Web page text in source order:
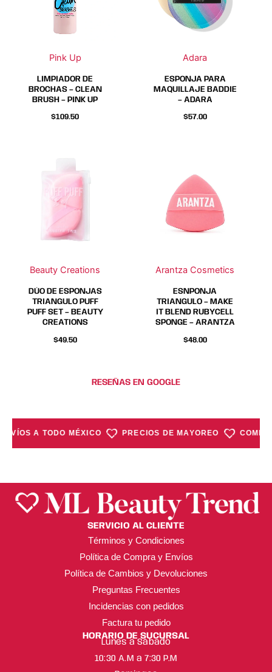
Pink Up
LIMPIADOR DE
BROCHAS – CLEAN
BRUSH – PINK UP
$109.50
Adara
ESPONJA PARA
MAQUILLAJE BADDIE
– ADARA
$57.00
Beauty Creations
DÚO DE ESPONJAS
TRIANGULO PUFF
PUFF SET – BEAUTY
CREATIONS
$49.50
Arantza Cosmetics
tiene
múltiples
variantes.
Las
pueden
elegir
en
la
de
ESNPONJA
TRIANGULO – MAKE
IT BLEND RUBYCELL
SPONGE – ARANTZA
$48.00
tiene
múltiples
variantes.
Las
pueden
elegir
en
la
de
RESEÑAS EN GOOGLE
A TODO MÉXICO PRECIOS DE MAYOREO
SERVICIO AL CLIENTE
Términos y Condiciones
Política de Compra y Envíos
Política de Cambios y Devoluciones
Preguntas Frecuentes
Incidencias con pedidos
Factura tu pedido
HORARIO DE SUCURSAL
Lunes a Sábado
10:30 A.M a 7:30 P.M